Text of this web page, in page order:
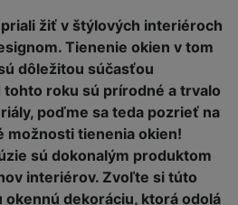
žiť v štýlových interiéroch
Tienenie okien v tom
dôležitou súčasťou
roku sú prírodné a trvalo
poďme sa teda pozrieť na
možnosti tienenia okien!
sú dokonalým produktom
interiérov. Zvoľte si túto
okennú dekoráciu, ktorá odolá